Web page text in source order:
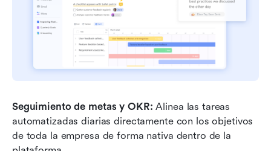
Seguimiento de metas y OKR: Alinea las tareas
automatizadas diarias directamente con los objetivos
de toda la empresa de forma nativa dentro de la